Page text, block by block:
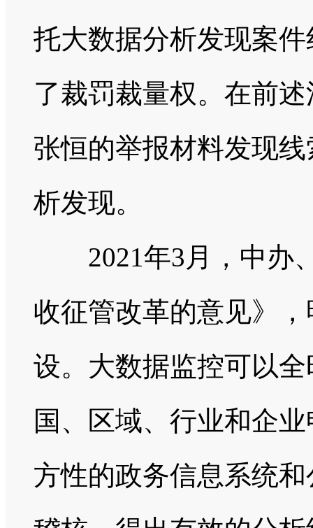
托大数据分析发现案
了裁罚裁量权。在前
张恒的举报材料发现
析发现。
2021年3月，中办、
收征管改革的意见》
设。大数据监控可以
国、区域、行业和企
方性的政务信息系统